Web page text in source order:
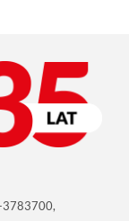
3783700,